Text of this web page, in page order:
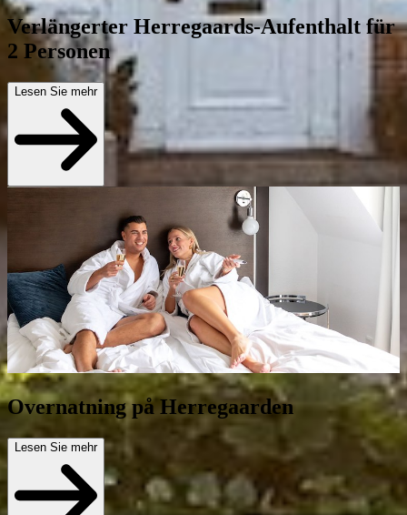
Verlängerter Herregaards-Aufenthalt für
2 Personen
Lesen Sie mehr
Overnatning på Herregaarden
Lesen Sie mehr